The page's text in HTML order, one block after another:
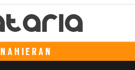
NAHIERAN